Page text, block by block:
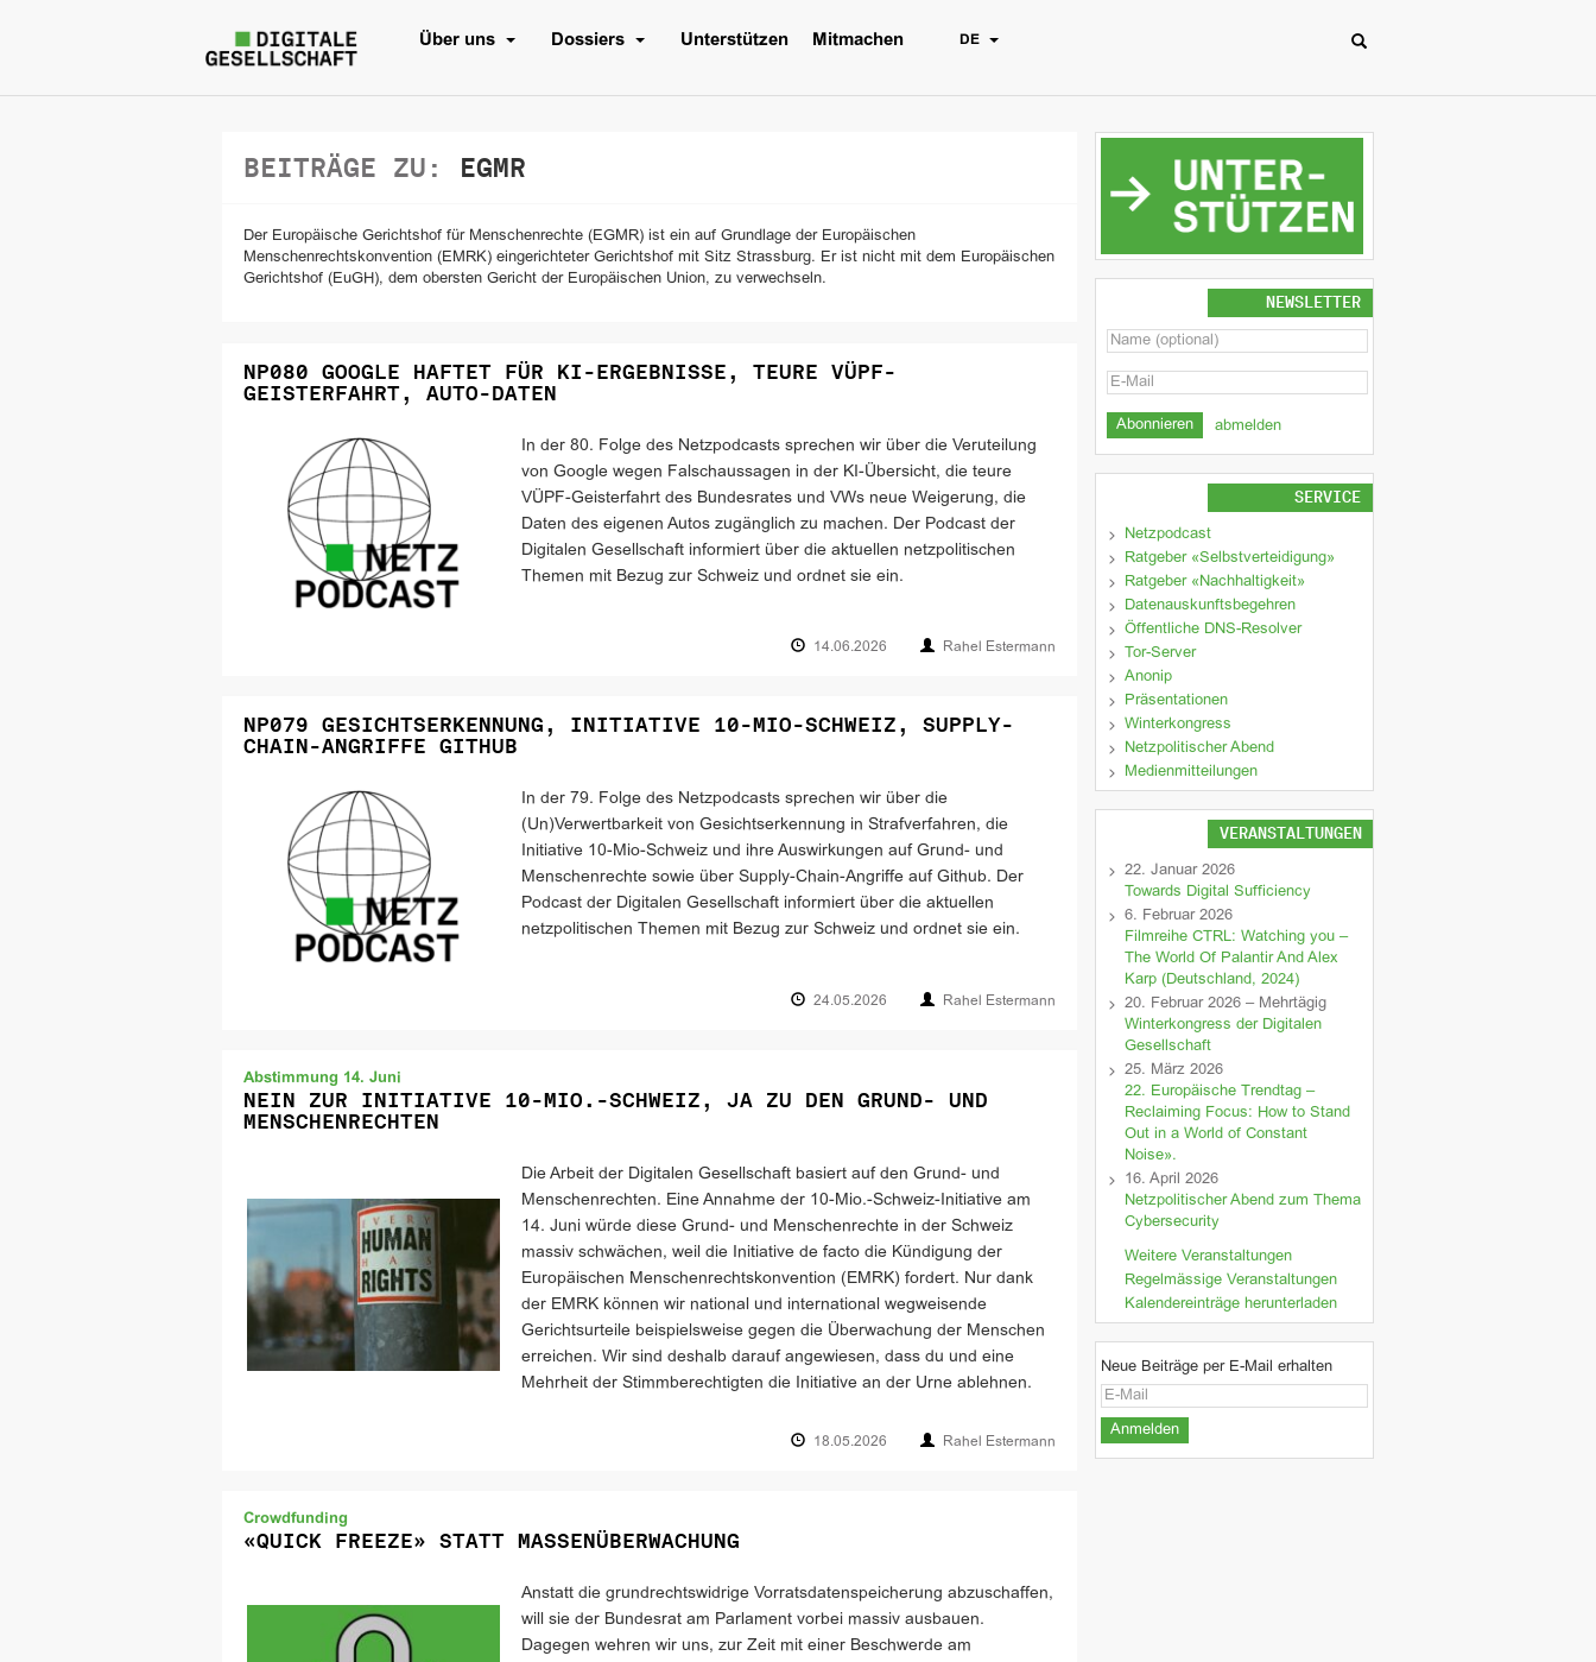
Über uns Dossiers Unterstützen Mitmachen DE
BEITRÄGE ZU: EGMR
Der Europäische Gerichtshof für Menschenrechte (EGMR) ist ein auf Grundlage der Europäischen
Menschenrechtskonvention (EMRK) eingerichteter Gerichtshof mit Sitz Strassburg. Er ist nicht mit dem Europäischen
Gerichtshof (EuGH), dem obersten Gericht der Europäischen Union, zu verwechseln.
NP080 GOOGLE HAFTET FÜR KI-ERGEBNISSE, TEURE VÜPF-
GEISTERFAHRT, AUTO-DATEN
In der 80. Folge des Netzpodcasts sprechen wir über die Veruteilung
von Google wegen Falschaussagen in der KI-Übersicht, die teure
VÜPF-Geisterfahrt des Bundesrates und VWs neue Weigerung, die
Daten des eigenen Autos zugänglich zu machen. Der Podcast der
Digitalen Gesellschaft informiert über die aktuellen netzpolitischen
Themen mit Bezug zur Schweiz und ordnet sie ein.
14.06.2026 Rahel Estermann
NP079 GESICHTSERKENNUNG, INITIATIVE 10-MIO-SCHWEIZ, SUPPLY-
CHAIN-ANGRIFFE GITHUB
In der 79. Folge des Netzpodcasts sprechen wir über die
(Un)Verwertbarkeit von Gesichtserkennung in Strafverfahren, die
Initiative 10-Mio-Schweiz und ihre Auswirkungen auf Grund- und
Menschenrechte sowie über Supply-Chain-Angriffe auf Github. Der
Podcast der Digitalen Gesellschaft informiert über die aktuellen
netzpolitischen Themen mit Bezug zur Schweiz und ordnet sie ein.
24.05.2026 Rahel Estermann
Abstimmung 14. Juni
NEIN ZUR INITIATIVE 10-MIO.-SCHWEIZ, JA ZU DEN GRUND- UND
MENSCHENRECHTEN
Die Arbeit der Digitalen Gesellschaft basiert auf den Grund- und
Menschenrechten. Eine Annahme der 10-Mio.-Schweiz-Initiative am
14. Juni würde diese Grund- und Menschenrechte in der Schweiz
massiv schwächen, weil die Initiative de facto die Kündigung der
Europäischen Menschenrechtskonvention (EMRK) fordert. Nur dank
der EMRK können wir national und international wegweisende
Gerichtsurteile beispielsweise gegen die Überwachung der Menschen
erreichen. Wir sind deshalb darauf angewiesen, dass du und eine
Mehrheit der Stimmberechtigten die Initiative an der Urne ablehnen.
18.05.2026 Rahel Estermann
Crowdfunding
«QUICK FREEZE» STATT MASSENÜBERWACHUNG
Anstatt die grundrechtswidrige Vorratsdatenspeicherung abzuschaffen,
will sie der Bundesrat am Parlament vorbei massiv ausbauen.
Dagegen wehren wir uns, zur Zeit mit einer Beschwerde am
NEWSLETTER
abmelden
SERVICE
Netzpodcast
Ratgeber «Selbstverteidigung»
Ratgeber «Nachhaltigkeit»
Datenauskunftsbegehren
Öffentliche DNS-Resolver
Tor-Server
Anonip
Präsentationen
Winterkongress
Netzpolitischer Abend
Medienmitteilungen
VERANSTALTUNGEN
22. Januar 2026
Towards Digital Sufficiency
6. Februar 2026
Filmreihe CTRL: Watching you –
The World Of Palantir And Alex
Karp (Deutschland, 2024)
20. Februar 2026 – Mehrtägig
Winterkongress der Digitalen
Gesellschaft
25. März 2026
22. Europäische Trendtag –
Reclaiming Focus: How to Stand
Out in a World of Constant
Noise».
16. April 2026
Netzpolitischer Abend zum Thema
Cybersecurity
Weitere Veranstaltungen
Regelmässige Veranstaltungen
Kalendereinträge herunterladen
Neue Beiträge per E-Mail erhalten